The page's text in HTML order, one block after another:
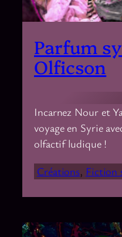
Parfum
Olficson
Incarnez Nour et
voyage en Syrie
olfactif ludique !
Créations, Fiction